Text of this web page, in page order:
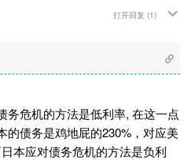
打开回复 (1)
务危机的方法是低利率, 在这一点
的债务是鸡地屁的230%，对应美
本应对债务危机的方法是负利